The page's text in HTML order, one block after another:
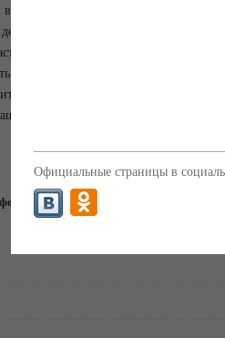
Минтрансе РФ и согласована с
проектные работы будет
Надеемся, что при таком
федеральным нормативам. Это
также: Более трёх млрд рублей
в Крыму Источник: 3652.ru
2
Официальные страницы в